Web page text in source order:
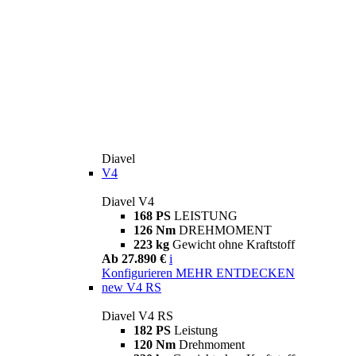
Diavel
V4
Diavel V4
168 PS LEISTUNG
126 Nm DREHMOMENT
223 kg Gewicht ohne Kraftstoff
Ab 27.890 € i
Konfigurieren MEHR ENTDECKEN
new V4 RS
Diavel V4 RS
182 PS Leistung
120 Nm Drehmoment